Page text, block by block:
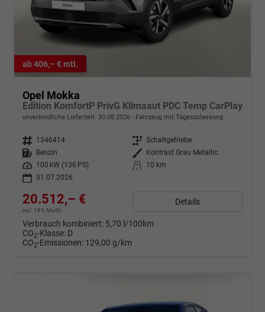
ab 406,– € mtl.
Opel Mokka
Edition KomfortP PrivG Klimaaut PDC Temp CarPlay
unverbindliche Lieferzeit: 30.08.2026 Fahrzeug mit Tageszulassung
Fahrzeugnr. 1346414 Getriebe Schaltgetriebe
Kraftstoff
Benzin Außenfarbe
Kontrast Grau Metallic
Leistung
100 kW (136 PS) Kilometerstand
10 km
31.07.2026
20.512,– €
incl. 19% MwSt.
Details
Verbrauch kombiniert: 5,70 l/100km
CO2-Klasse: D
CO2-Emissionen: 129,00 g/km